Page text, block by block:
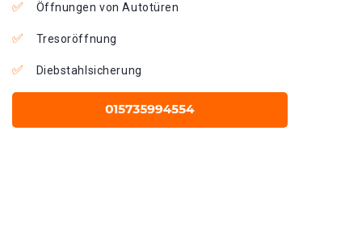
Öffnungen von Autotüren
Tresoröffnung
Diebstahlsicherung